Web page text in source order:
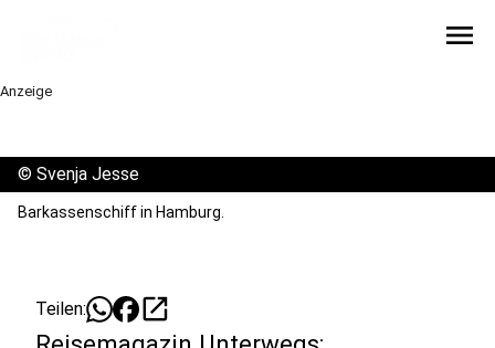
menu
Anzeige
© Svenja Jesse
Barkassenschiff in Hamburg.
Teilen: open_in_new